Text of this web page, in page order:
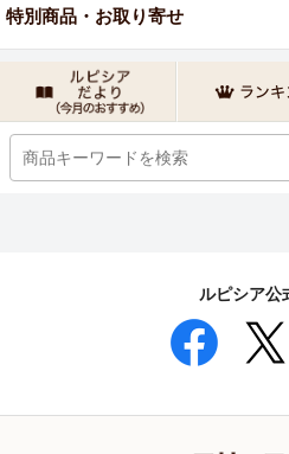
特別商品・お取り寄せ
ルピシア公